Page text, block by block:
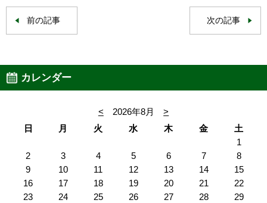
前の記事 次の記事
カレンダー
< 2026年8月
>
日
月 火 水 木 金
土
1
2
3 4 5 6 7
8
9
10 11 12 13 14
15
16
17 18 19 20 21
22
23
24 25 26 27 28
29